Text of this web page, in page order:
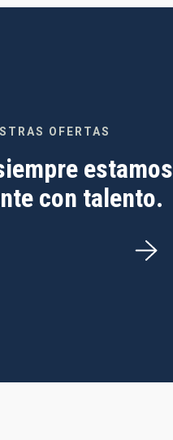
OFERTAS
estamos
con talento.